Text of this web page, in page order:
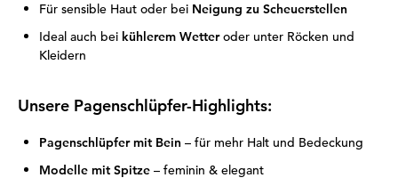
Für sensible Haut oder bei Neigung zu Scheuerstellen
Ideal auch bei kühlerem Wetteroder unter Röcken und
Kleidern
Unsere Pagenschlüpfer-Highlights:
Pagenschlüpfer mit Bein – für mehr Halt und Bedeckung
Modelle mit Spitze – feminin & elegant